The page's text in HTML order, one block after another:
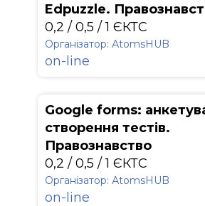
Edpuzzle.
0,2 / 0,5 / 1 ЄКТС
Організатор: АtomsHUB
on-line
Google forms:
створення тестів.
Правознавство
0,2 / 0,5 / 1 ЄКТС
Організатор: АtomsHUB
on-line